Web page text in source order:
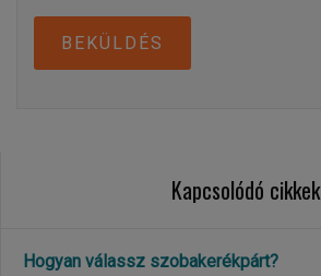
BEKÜLDÉS
Kapcsolódó cikkek
Hogyan válassz szobakerékpárt?